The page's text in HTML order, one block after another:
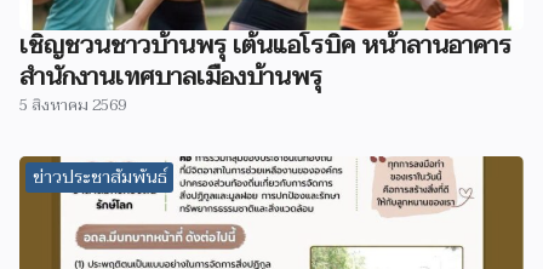
เชิญชวนชาวบ้านพรุ เต้นแอโรบิค หน้าลานอาคาร
สำนักงานเทศบาลเมืองบ้านพรุ
5 สิงหาคม 2569
ข่าวประชาสัมพันธ์